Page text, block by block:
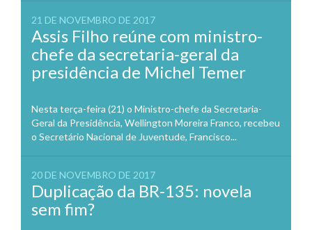
21 DE NOVEMBRO DE 2017
Assis Filho reúne com ministro-
chefe da secretaria-geral da
presidência de Michel Temer
Nesta terça-feira (21) o Ministro-chefe da Secretaria-
Geral da Presidência, Wellington Moreira Franco, recebeu
o Secretário Nacional de Juventude, Francisco...
20 DE NOVEMBRO DE 2017
Duplicação da BR-135: novela
sem fim?